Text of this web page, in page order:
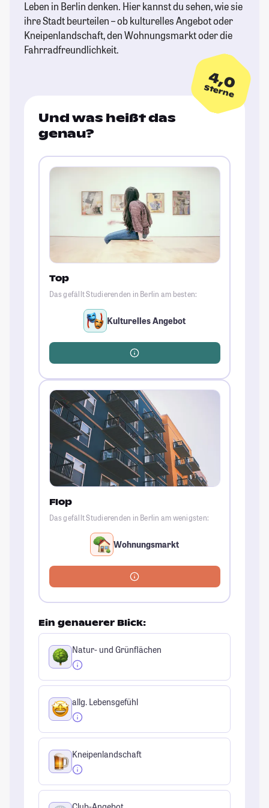
Leben in Berlin denken. Hier kannst du sehen, wie sie
ihre Stadt beurteilen – ob kulturelles Angebot oder
Kneipenlandschaft, den Wohnungsmarkt oder die
Fahrradfreundlichkeit.
4,0
Sterne
Und was heißt das
genau?
Top
Das gefällt Studierenden in Berlin am besten:
Kulturelles Angebot
Flop
Das gefällt Studierenden in Berlin am wenigsten:
Wohnungsmarkt
Ein genauerer Blick:
Natur- und Grünflächen
allg. Lebensgefühl
Kneipenlandschaft